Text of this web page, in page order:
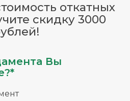
откатных
скидку 3000
Вы